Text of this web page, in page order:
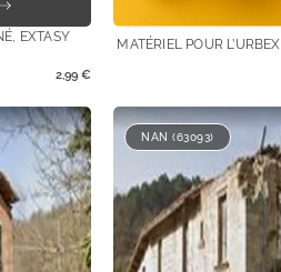
EXTASY
2,99€
MATÉRIEL POUR L’URBEX
NAN (63093)